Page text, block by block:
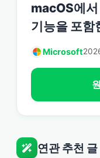
macOS에서
기능을 포함
Microsoft
연관 추천 글